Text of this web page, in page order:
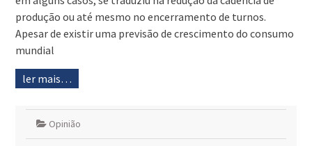
produção ou até mesmo no encerramento de turnos.
Apesar de existir uma previsão de crescimento do consumo
mundial
ler mais…
Opinião